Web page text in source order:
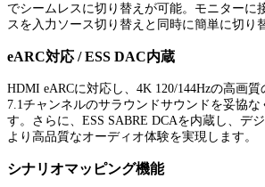
でシームレスに切り替えが可能。モニターに
スを入力ソース切り替えと同時に簡単に切り
eARC対応 / ESS DAC内蔵
HDMI eARCに対応し、4K 120/144Hzの高画
7.1チャンネルのサラウンドサウンドを妥協な
す。さらに、ESS SABRE DCAを内蔵し、デ
より高品質なオーディオ体験を実現します。
シナリオマッピング機能